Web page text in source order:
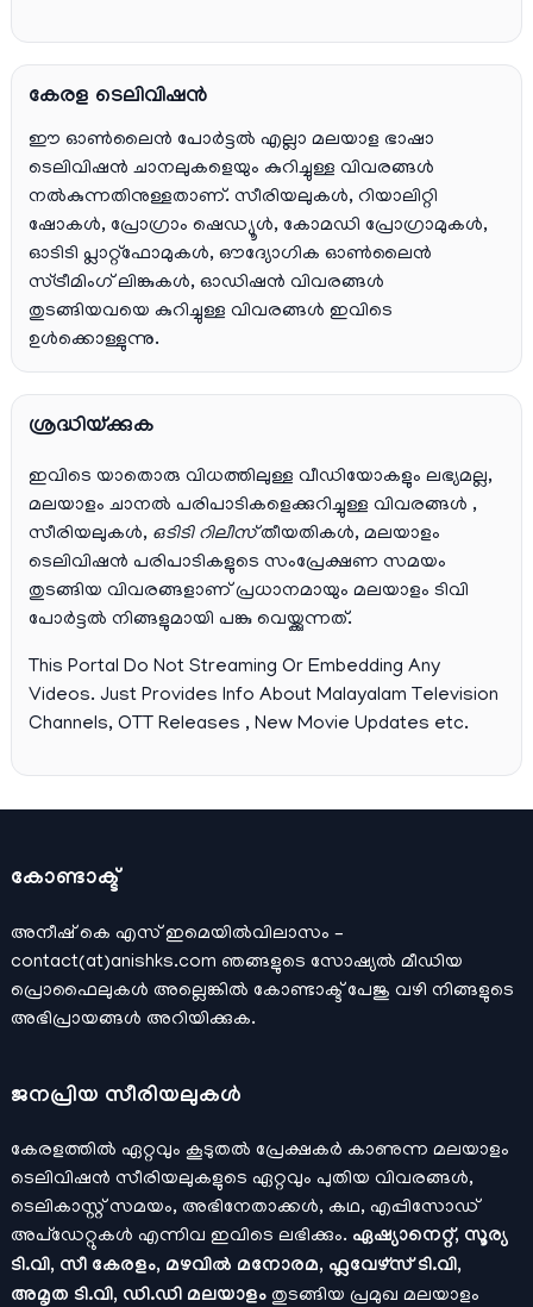
കേരള ടെലിവിഷൻ
ഈ ഓൺലൈൻ പോർട്ടൽ എല്ലാ മലയാള ഭാഷാ
ടെലിവിഷൻ ചാനലുകളെയും കുറിച്ചുള്ള വിവരങ്ങൾ
നൽകുന്നതിനുള്ളതാണ്. സീരിയലുകൾ, റിയാലിറ്റി
ഷോകൾ, പ്രോഗ്രാം ഷെഡ്യൂൾ, കോമഡി പ്രോഗ്രാമുകൾ,
ഓടിടി പ്ലാറ്റ്‌ഫോമുകൾ, ഔദ്യോഗിക ഓൺലൈൻ
സ്ട്രീമിംഗ് ലിങ്കുകൾ, ഓഡിഷൻ വിവരങ്ങൾ
തുടങ്ങിയവയെ കുറിച്ചുള്ള വിവരങ്ങൾ ഇവിടെ
ഉൾക്കൊള്ളുന്നു.
ശ്രദ്ധിയ്ക്കുക
ഇവിടെ യാതൊരു വിധത്തിലുള്ള വീഡിയോകളും ലഭ്യമല്ല,
മലയാളം ചാനല്‍ പരിപാടികളെക്കുറിച്ചുള്ള വിവരങ്ങള്‍ ,
സീരിയലുകള്‍, ഒടിടി റിലീസ്തീയതികള്‍, മലയാളം
ടെലിവിഷന്‍ പരിപാടികളുടെ സംപ്രേക്ഷണ സമയം
തുടങ്ങിയ വിവരങ്ങളാണ് പ്രധാനമായും മലയാളം ടിവി
പോര്‍ട്ടല്‍ നിങ്ങളുമായി പങ്കു വെയ്ക്കുന്നത്.
This Portal Do Not Streaming Or Embedding Any
Videos. Just Provides Info About Malayalam Television
Channels, OTT Releases , New Movie Updates etc.
കോണ്ടാക്ട്
അനീഷ്‌ കെ എസ് ഇമെയില്‍വിലാസം –
contact(at)anishks.com ഞങ്ങളുടെ സോഷ്യല്‍ മീഡിയ
പ്രൊഫൈലുകള്‍ അല്ലെങ്കില്‍ കോണ്ടാക്ട്പേജു വഴി നിങ്ങളുടെ
അഭിപ്രായങ്ങള്‍ അറിയിക്കുക.
ജനപ്രിയ സീരിയലുകള്‍
കേരളത്തിൽ ഏറ്റവും കൂടുതൽ പ്രേക്ഷകർ കാണുന്ന മലയാളം
ടെലിവിഷൻ സീരിയലുകളുടെ ഏറ്റവും പുതിയ വിവരങ്ങൾ,
ടെലികാസ്റ്റ് സമയം, അഭിനേതാക്കൾ, കഥ, എപ്പിസോഡ്
അപ്ഡേറ്റുകൾ എന്നിവ ഇവിടെ ലഭിക്കും. ഏഷ്യാനെറ്റ്, സൂര്യ
ടി.വി, സീ കേരളം, മഴവിൽ മനോരമ, ഫ്ലവേഴ്സ് ടി.വി,
അമൃത ടി.വി, ഡി.ഡി മലയാളം തുടങ്ങിയ പ്രമുഖ മലയാളം